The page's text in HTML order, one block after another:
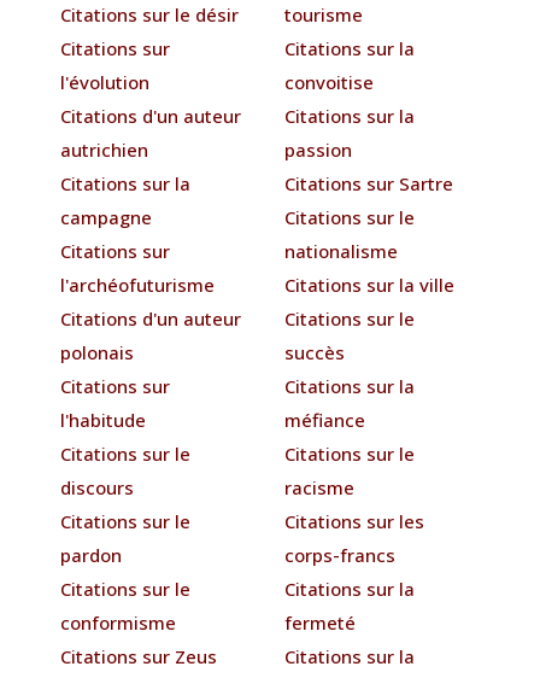
Citations sur le désir
Citations sur
l'évolution
Citations d'un auteur
autrichien
Citations sur la
campagne
Citations sur
l'archéofuturisme
Citations d'un auteur
polonais
Citations sur
l'habitude
Citations sur le
discours
Citations sur le
pardon
Citations sur le
conformisme
Citations sur Zeus
tourisme
Citations sur la
convoitise
Citations sur la
passion
Citations sur Sartre
Citations sur le
nationalisme
Citations sur la ville
Citations sur le
succès
Citations sur la
méfiance
Citations sur le
racisme
Citations sur les
corps-francs
Citations sur la
fermeté
Citations sur la